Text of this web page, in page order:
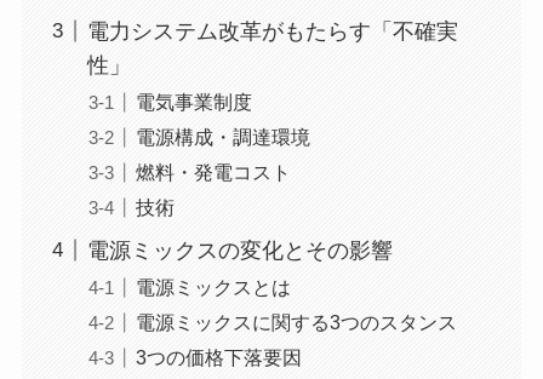
電力システム改革がもたらす「不確実
性」
電気事業制度
電源構成・調達環境
燃料・発電コスト
技術
電源ミックスの変化とその影響
電源ミックスとは
電源ミックスに関する3つのスタンス
3つの価格下落要因